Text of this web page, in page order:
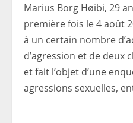
Marius Borg Høibi, 29
première fois le 4 août
à un certain nombre
d’agression et de deux
et fait l’objet d’une
agressions sexuelles,